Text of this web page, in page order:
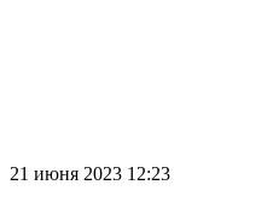
21 июня 2023 12:23